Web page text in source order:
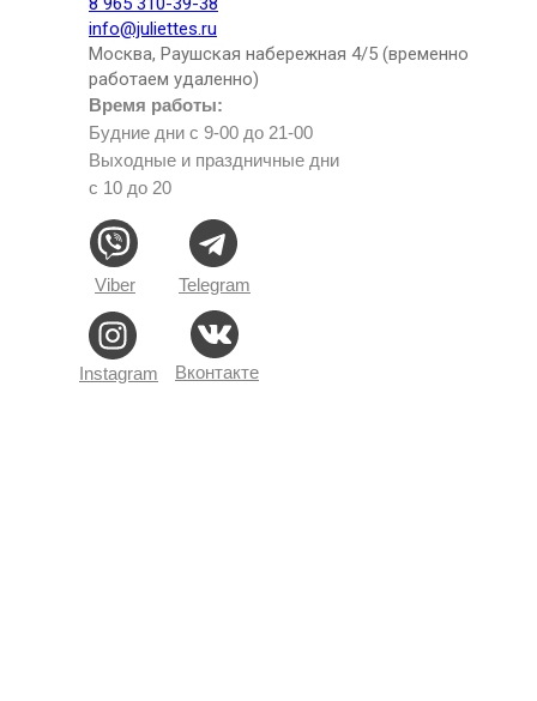
Время работы:
Будние дни с 9-00 до 21-00
Выходные и праздничные дни
с 10 до 20
Telegram
Viber
Instagram
info@juliettes.ru
Москва, Раушская набережная 4/5 (временно
работаем удаленно)
Вконтакте